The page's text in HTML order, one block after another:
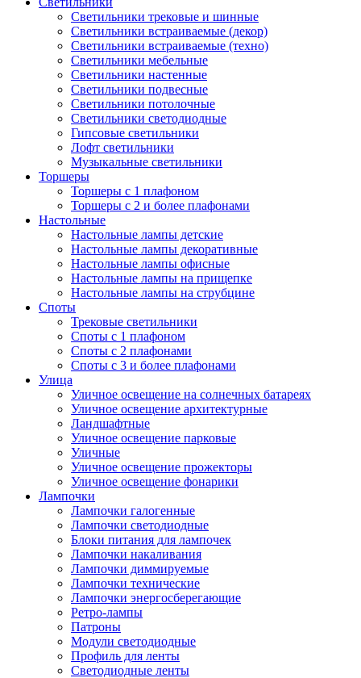
Светильники трековые и шинные
Светильники встраиваемые (декор)
Светильники встраиваемые (техно)
Светильники мебельные
Светильники настенные
Светильники подвесные
Светильники потолочные
Светильники светодиодные
Гипсовые светильники
Лофт светильники
Музыкальные светильники
Торшеры
Торшеры с 1 плафоном
Торшеры с 2 и более плафонами
Настольные
Настольные лампы детские
Настольные лампы декоративные
Настольные лампы офисные
Настольные лампы на прищепке
Настольные лампы на струбцине
Споты
Трековые светильники
Споты с 1 плафоном
Споты с 2 плафонами
Споты с 3 и более плафонами
Улица
Уличное освещение на солнечных батареях
Уличное освещение архитектурные
Ландшафтные
Уличное освещение парковые
Уличные
Уличное освещение прожекторы
Уличное освещение фонарики
Лампочки
Лампочки галогенные
Лампочки светодиодные
Блоки питания для лампочек
Лампочки накаливания
Лампочки диммируемые
Лампочки технические
Лампочки энергосберегающие
Ретро-лампы
Патроны
Модули светодиодные
Профиль для ленты
Светодиодные ленты